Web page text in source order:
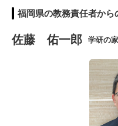
糸島市
福岡県の教務責任者から
佐藤 佑一郎 学研の